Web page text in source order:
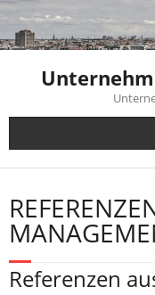
Skip
content
Referenzen